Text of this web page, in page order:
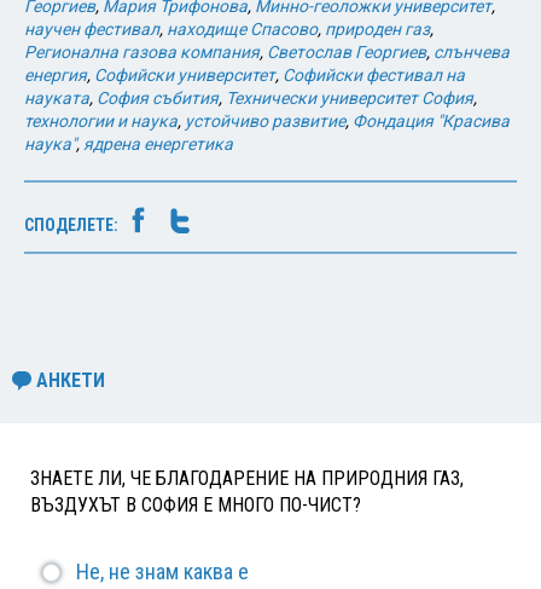
Георгиев, Мария Трифонова, Минно-геоложки университет,
научен фестивал, находище Спасово, природен газ,
Регионална газова компания, Светослав Георгиев, слънчева
енергия, Софийски университет, Софийски фестивал на
науката, София събития, Технически университет София,
технологии и наука, устойчиво развитие, Фондация "Красива
наука", ядрена енергетика
СПОДЕЛЕТЕ:
АНКЕТИ
ЗНАЕТЕ ЛИ, ЧЕ БЛАГОДАРЕНИЕ НА ПРИРОДНИЯ ГАЗ,
ВЪЗДУХЪТ В СОФИЯ Е МНОГО ПО-ЧИСТ?
Не, не знам каква е